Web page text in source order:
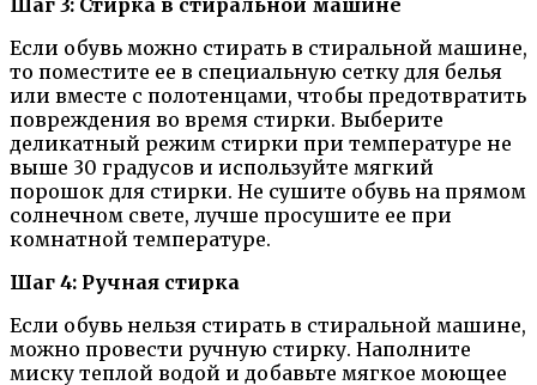
Если обувь можно стирать в стиральной машине,
то поместите ее в специальную сетку для белья
или вместе с полотенцами, чтобы предотвратить
повреждения во время стирки. Выберите
деликатный режим стирки при температуре не
выше 30 градусов и используйте мягкий
порошок для стирки. Не сушите обувь на прямом
солнечном свете, лучше просушите ее при
комнатной температуре.
Шаг 4: Ручная стирка
Если обувь нельзя стирать в стиральной машине,
можно провести ручную стирку. Наполните
миску теплой водой и добавьте мягкое моющее